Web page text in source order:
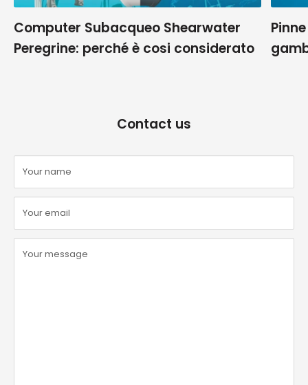
Computer Subacqueo Shearwater
Peregrine: perché è cosi considerato
Contact us
Your name
Your email
Your message